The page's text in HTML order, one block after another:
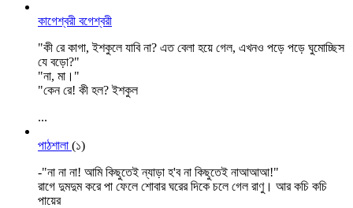
কাগেশ্বরী বগেশ্বরী
"কী রে কাগা, ইশকুলে যাবি না? এত বেলা হয়ে গেল, এখনও পড়ে পড়ে ঘুমোচ্ছিস
যে বড়ো?"
"না, মা।"
"কেন রে! কী হল? ইশকুল
...
পাঠশালা (১)
-"না না না! আমি কিছুতেই ন্যাড়া হ'ব না কিছুতেই নাআআআ!"
রাগে দুমদুম করে পা ফেলে শোবার ঘরের দিকে চলে গেল রাণু। আর কচি কচি
পায়ের